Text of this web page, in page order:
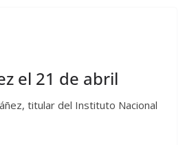
el 21 de abril
titular del Instituto Nacional